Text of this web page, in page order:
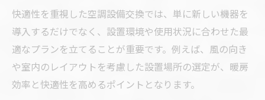
快適性を重視した空調設備交換では、単に新しい機器を
導入するだけでなく、設置環境や使用状況に合わせた最
適なプランを立てることが重要です。例えば、風の向き
や室内のレイアウトを考慮した設置場所の選定が、暖房
効率と快適性を高めるポイントとなります。